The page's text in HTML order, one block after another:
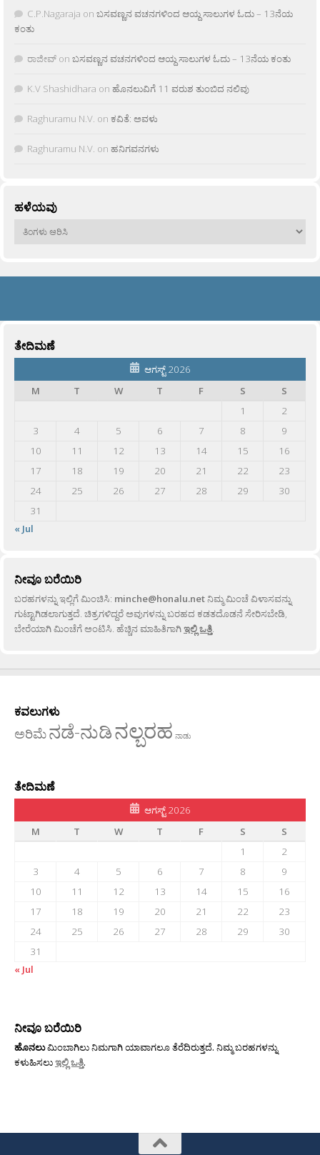
C.P.Nagaraja on ಬಸವಣ್ಣನ ವಚನಗಳಿಂದ ಆಯ್ದ ಸಾಲುಗಳ ಓದು – 13ನೆಯ
ಕಂತು
ರಾಜೀವ್ on ಬಸವಣ್ಣನ ವಚನಗಳಿಂದ ಆಯ್ದ ಸಾಲುಗಳ ಓದು – 13ನೆಯ ಕಂತು
K.V Shashidhara on ಹೊನಲುವಿಗೆ 11 ವರುಶ ತುಂಬಿದ ನಲಿವು
Raghuramu N.V. on ಕವಿತೆ: ಅವಳು
Raghuramu N.V. on ಹನಿಗವನಗಳು
ಹಳೆಯವು
ಹಳೆಯವು
ತೇದಿಮಣೆ
ಆಗಸ್ಟ್ 2026
M
T W T F S
S
1
2
3
4 5 6 7 8
9
10
11 12 13 14 15
16
17
18 19 20 21 22
23
24
25 26 27 28 29
30
31
« Jul
ನೀವೂ ಬರೆಯಿರಿ
ಬರಹಗಳನ್ನು ಇಲ್ಲಿಗೆ ಮಿಂಚಿಸಿ: minche@honalu.netನಿಮ್ಮ ಮಿಂಚೆ ವಿಳಾಸವನ್ನು
ಗುಟ್ಟಾಗಿಡಲಾಗುತ್ತದೆ. ಚಿತ್ರಗಳಿದ್ದರೆ ಅವುಗಳನ್ನು ಬರಹದ ಕಡತದೊಡನೆ ಸೇರಿಸಬೇಡಿ,
ಬೇರೆಯಾಗಿ ಮಿಂಚೆಗೆ ಅಂಟಿಸಿ. ಹೆಚ್ಚಿನ ಮಾಹಿತಿಗಾಗಿಇಲ್ಲಿ ಒತ್ತಿ.
ಕವಲುಗಳು
ಅರಿಮೆನಡೆ-ನುಡಿನಲ್ಬರಹ ನಾಡು
ತೇದಿಮಣೆ
ಆಗಸ್ಟ್ 2026
M
T W T F S
S
1
2
3
4 5 6 7 8
9
10
11 12 13 14 15
16
17
18 19 20 21 22
23
24
25 26 27 28 29
30
31
« Jul
ನೀವೂ ಬರೆಯಿರಿ
ಹೊನಲುಮಿಂಬಾಗಿಲು ನಿಮಗಾಗಿ ಯಾವಾಗಲೂ ತೆರೆದಿರುತ್ತದೆ. ನಿಮ್ಮ ಬರಹಗಳನ್ನು
ಕಳುಹಿಸಲುಇಲ್ಲಿ ಒತ್ತಿ.